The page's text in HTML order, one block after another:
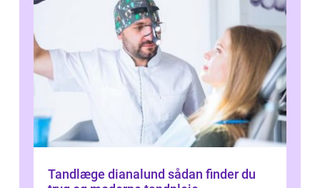
Tandlæge dianalund sådan finder du